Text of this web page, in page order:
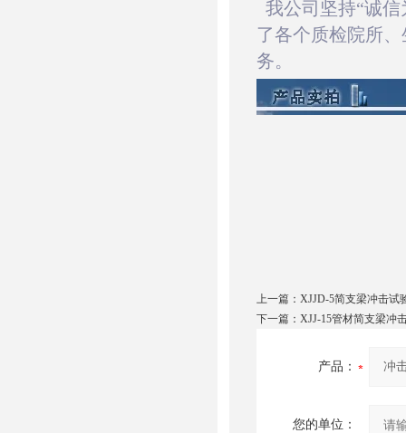
我公司 坚持“诚信
了各个质检院所、
务。
上一篇： XJJD-5简支梁冲击试
下一篇： XJJ-15管材简支梁冲
产品：
您的单位：